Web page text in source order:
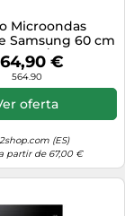
Microondas
Samsung 60 cm
E1 Negro
€
564.90
oferta
(ES)
partir de 67,00 €